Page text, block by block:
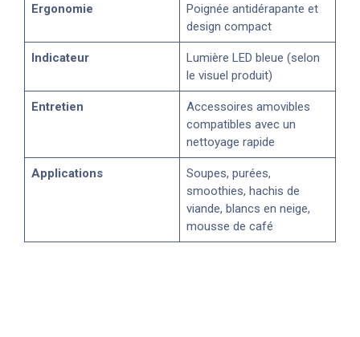
Ergonomie
Poignée antidérapante et
design compact
Indicateur
Lumière LED bleue (selon
le visuel produit)
Entretien
Accessoires amovibles
compatibles avec un
nettoyage rapide
Applications
Soupes, purées,
smoothies, hachis de
viande, blancs en neige,
mousse de café